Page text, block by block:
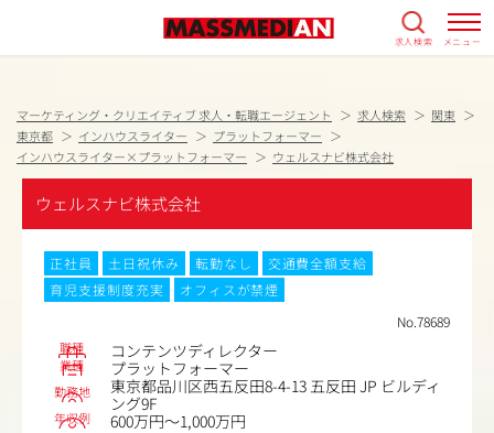
求人検索 メニュー
マーケティング・クリエイティブ 求人・転職エージェント 求人検索
関東
東京都
インハウスライター
プラットフォーマー
インハウスライター×プラットフォーマー
ウェルスナビ株式会社
ウェルスナビ株式会社
正社員 土日祝休み 転勤なし
交通費全額支給
育児支援制度充実
オフィスが禁煙
No.78689
職種 コンテンツディレクター
業種 プラットフォーマー
勤務地
東京都品川区西五反田8-4-13 五反田 JP ビルディ
ング9F
年収例 600万円～1,000万円